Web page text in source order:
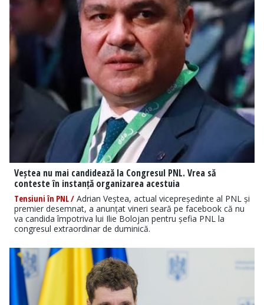
Veștea nu mai candidează la Congresul PNL. Vrea să
conteste în instanță organizarea acestuia
Tensiuni în PNL / Adrian Veștea, actual vicepreședinte al PNL și
premier desemnat, a anunțat vineri seară pe facebook că nu
va candida împotriva lui Ilie Bolojan pentru șefia PNL la
congresul extraordinar de duminică.